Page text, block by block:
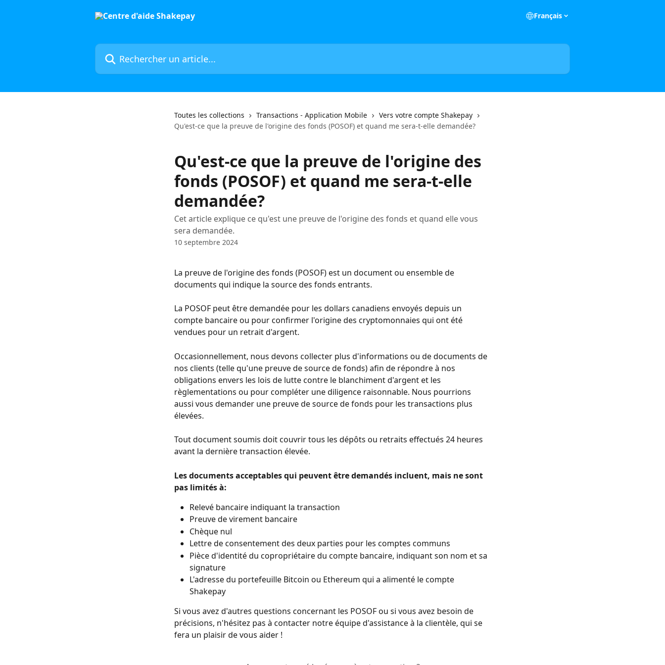
Français
Rechercher un article...
Toutes les collections Transactions - Application Mobile
Vers votre compte Shakepay
Qu'est-ce que la preuve de l'origine des fonds (POSOF) et quand me sera-t-elle demandée?
Qu'est-ce que la preuve de l'origine des
fonds (POSOF) et quand me sera-t-elle
demandée?
Cet article explique ce qu'est une preuve de l'origine des fonds et quand elle vous
sera demandée.
10 septembre 2024
La preuve de l'origine des fonds (POSOF) est un document ou ensemble de
documents qui indique la source des fonds entrants.
La POSOF peut être demandée pour les dollars canadiens envoyés depuis un
compte bancaire ou pour confirmer l'origine des cryptomonnaies qui ont été
vendues pour un retrait d'argent.
Occasionnellement, nous devons collecter plus d'informations ou de documents de
nos clients (telle qu'une preuve de source de fonds) afin de répondre à nos
obligations envers les lois de lutte contre le blanchiment d'argent et les
règlementations ou pour compléter une diligence raisonnable. Nous pourrions
aussi vous demander une preuve de source de fonds pour les transactions plus
élevées.
Tout document soumis doit couvrir tous les dépôts ou retraits effectués 24 heures
avant la dernière transaction élevée.
Les documents acceptables qui peuvent être demandés incluent, mais ne sont
pas limités à:
Relevé bancaire indiquant la transaction
Preuve de virement bancaire
Chèque nul
Lettre de consentement des deux parties pour les comptes communs
Pièce d'identité du copropriétaire du compte bancaire, indiquant son nom et sa
signature
L'adresse du portefeuille Bitcoin ou Ethereum qui a alimenté le compte
Shakepay
Si vous avez d'autres questions concernant les POSOF ou si vous avez besoin de
précisions, n'hésitez pas à contacter notre équipe d'assistance à la clientèle, qui se
fera un plaisir de vous aider !